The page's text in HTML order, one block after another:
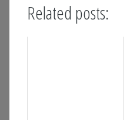
Related posts: